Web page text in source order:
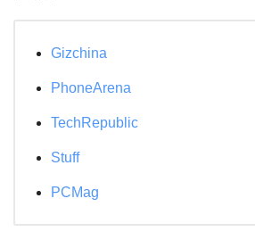
Gizchina
PhoneArena
TechRepublic
Stuff
PCMag